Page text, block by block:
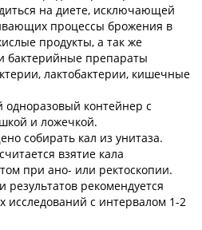
на диете, исключающей
процессы брожения в
продукты, а так же
бактерийные препараты
лактобактерии, кишечные
контейнер с
и ложечкой.
собирать кал из унитаза.
взятие кала
при ано- или ректоскопии.
рекомендуется
исследований с интервалом 1-2